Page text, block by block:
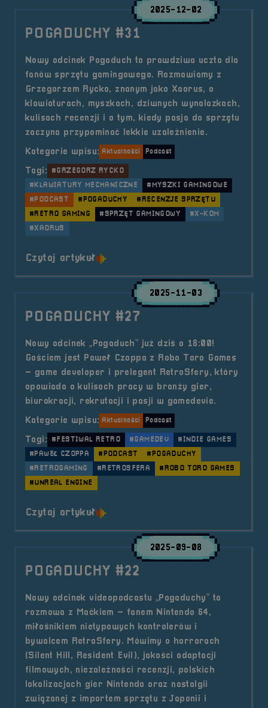
2025-12-02
POGADUCHY #31
Nowy odcinek Pogaduch to prawdziwa uczta dla
fanów sprzętu gamingowego. Rozmawiamy z
Grzegorzem Rycko, znanym jako Xaorus, o
klawiaturach, myszkach, dziwnych wynalazkach,
kulisach recenzji i o tym, kiedy pasja do sprzętu
zaczyna przypominać lekkie uzależnienie.
Kategorie wpisu: Aktualności Podcast
Tagi:
#GRZEGORZ RYCKO
#KLAWIATURY MECHANICZNE
#MYSZKI GAMINGOWE
#PODCAST
#POGADUCHY
#RECENZJE SPRZĘTU
#RETRO GAMING
#SPRZĘT GAMINGOWY
#X-KOM
#XAORUS
Czytaj artykuło tytule POGADUCHY #31
2025-11-03
POGADUCHY #27
Nowy odcinek „Pogaduch” już dziś o 18:00!
Gościem jest Paweł Czoppa z Robo Toro Games
– game developer i prelegent RetroSfery, który
opowiada o kulisach pracy w branży gier,
biurokracji, rekrutacji i pasji w gamedevie.
Kategorie wpisu: Aktualności Podcast
Tagi: #FESTIWAL RETRO #GAMEDEV
#INDIE GAMES
#PAWEŁ CZOPPA
#PODCAST
#POGADUCHY
#RETROGAMING
#RETROSFERA
#ROBO TORO GAMES
#UNREAL ENGINE
Czytaj artykuło tytule POGADUCHY #27
2025-09-08
POGADUCHY #22
Nowy odcinek videopodcastu „Pogaduchy” to
rozmowa z Maćkiem – fanem Nintendo 64,
miłośnikiem nietypowych kontrolerów i
bywalcem RetroSfery. Mówimy o horrorach
(Silent Hill, Resident Evil), jakości adaptacji
filmowych, niezależności recenzji, polskich
lokalizacjach gier Nintendo oraz nostalgii
związanej z importem sprzętu z Japonii i